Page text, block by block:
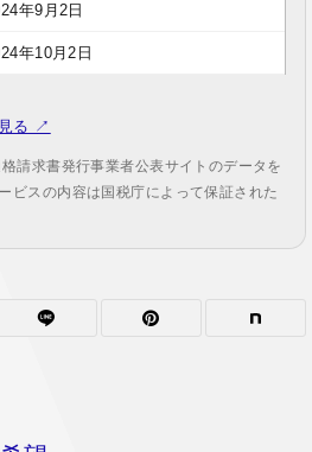
年9月2日
年10月2日
る ↗
請求書発行事業者公表サイトのデータを
ビスの内容は国税庁によって保証された